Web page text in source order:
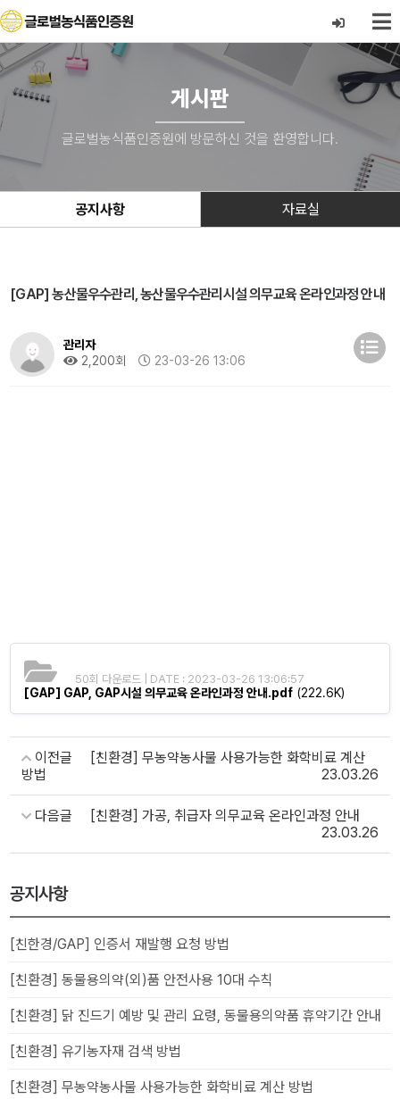
게시판
글로벌농식품인증원에 방문하신 것을 환영합니다.
공지사항 자료실
공지사항
[친한경/GAP] 인증서 재발행 요청 방법
[친환경] 동물용의약(외)품 안전사용 10대 수칙
[친환경] 닭 진드기 예방 및 관리 요령, 동물용의약품 휴약기간 안내
[친환경] 유기농자재 검색 방법
[친환경] 무농약농사물 사용가능한 화학비료 계산 방법
[GAP] 농산물우수관리, 농산물우수관리시설 의무교육 온라인과정 안내
관리자
2,200회
23-03-26 13:06
[GAP] GAP, GAP시설 의무교육 온라인과정 안내.pdf (222.6K)
50회 다운로드 | DATE : 2023-03-26 13:06:57
이전글
[친환경] 무농약농사물 사용가능한 화학비료 계산
방법
23.03.26
다음글
[친환경] 가공, 취급자 의무교육 온라인과정 안내
23.03.26